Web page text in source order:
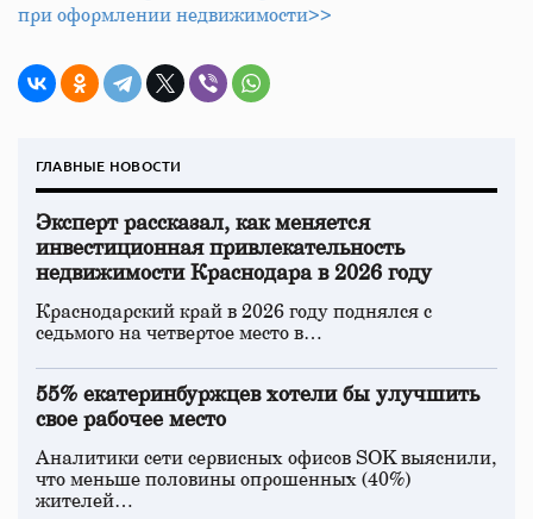
при оформлении недвижимости>>
ГЛАВНЫЕ НОВОСТИ
Эксперт рассказал, как меняется
инвестиционная привлекательность
недвижимости Краснодара в 2026 году
Краснодарский край в 2026 году поднялся с
седьмого на четвертое место в…
55% екатеринбуржцев хотели бы улучшить
свое рабочее место
Аналитики сети сервисных офисов SOK выяснили,
что меньше половины опрошенных (40%)
жителей…